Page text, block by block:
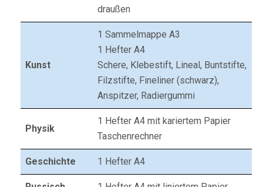
draußen
Kunst
1 Sammelmappe A3
1 Hefter A4
Schere, Klebestift, Lineal, Buntstifte,
Filzstifte, Fineliner (schwarz),
Anspitzer, Radiergummi
Physik
1 Hefter A4 mit kariertem Papier
Taschenrechner
Geschichte 1 Hefter A4